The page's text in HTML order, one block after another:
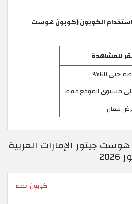
الكوبون (كوبون هوست
للمشاهدة
حتى 60%
مستوى الموقع فقط
فعال
جيتور الإمارات العربية
كوبون خصم